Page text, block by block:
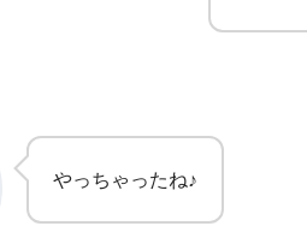
やっちゃったね♪